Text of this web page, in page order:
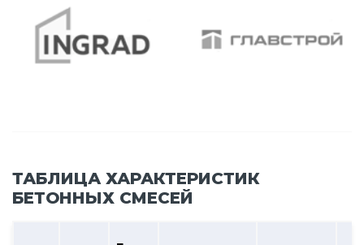
ТАБЛИЦА ХАРАКТЕРИСТИК
БЕТОННЫХ СМЕСЕЙ